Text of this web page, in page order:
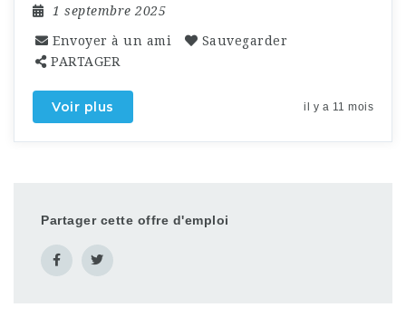
1 septembre 2025
Envoyer à un ami
Sauvegarder
PARTAGER
Voir plus il y a 11 mois
Partager cette offre d'emploi